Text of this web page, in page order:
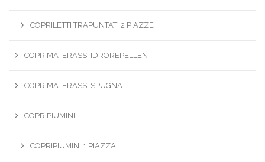
COPRILETTI TRAPUNTATI 2 PIAZZE
COPRIMATERASSI IDROREPELLENTI
COPRIMATERASSI SPUGNA
COPRIPIUMINI
COPRIPIUMINI 1 PIAZZA